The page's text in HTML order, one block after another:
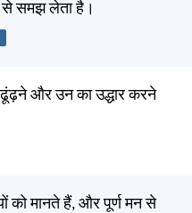
से समझ लेता है।
और उन का उद्धार करने
को मानते हैं, और पूर्ण मन से